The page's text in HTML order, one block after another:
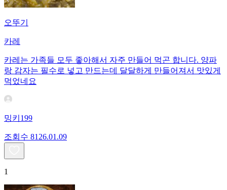
오뚜기
카레
카레는 가족들 모두 좋아해서 자주 만들어 먹곤 합니다. 양파
랑 감자는 필수로 넣고 만드는데 달달하게 만들어져서 맛있게
먹었네요
밍키199
조회수 81 26.01.09
1